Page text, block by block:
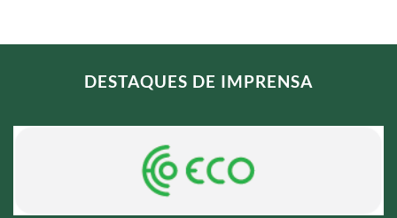
DESTAQUES DE IMPRENSA